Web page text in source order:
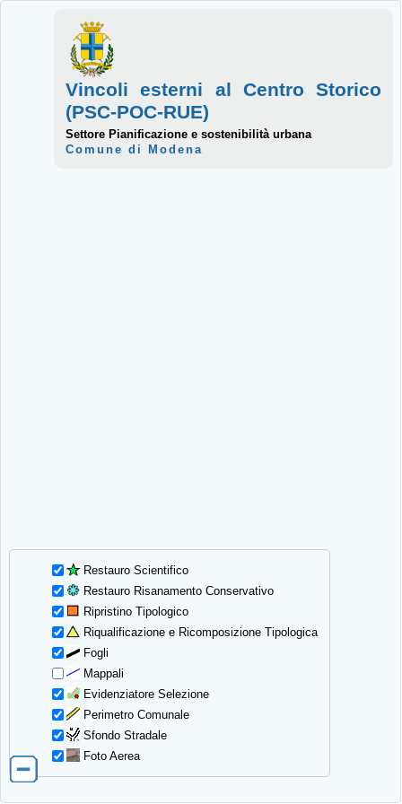
Restauro Scientifico
Restauro Risanamento Conservativo
Ripristino Tipologico
Riqualificazione e Ricomposizione Tipologica
Fogli
Mappali
Evidenziatore Selezione
Perimetro Comunale
Sfondo Stradale
Foto Aerea
Vincoli esterni al Centro Storico
(PSC-POC-RUE)
Settore Pianificazione e sostenibilità urbana
Comune di Modena